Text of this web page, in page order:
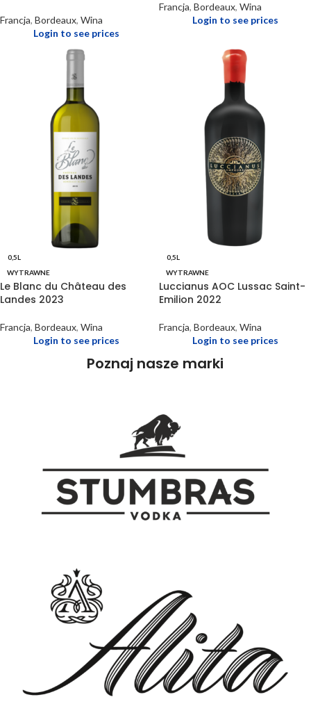
Francja, Bordeaux, Wina
Login to see prices
Francja, Bordeaux, Wina
Login to see prices
0,5L
WYTRAWNE
Le Blanc du Château des
Landes 2023
Francja, Bordeaux, Wina
Login to see prices
0,5L
WYTRAWNE
Luccianus AOC Lussac Saint-
Emilion 2022
Francja, Bordeaux, Wina
Login to see prices
Poznaj nasze marki